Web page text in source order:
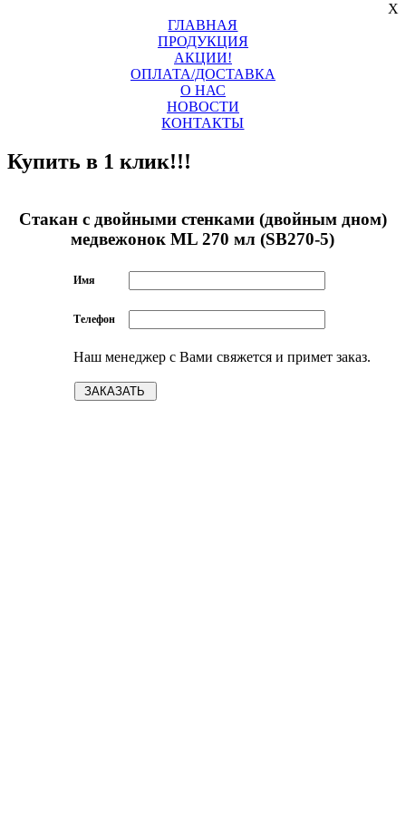
X
ГЛАВНАЯ
ПРОДУКЦИЯ
АКЦИИ!
ОПЛАТА/ДОСТАВКА
О НАС
НОВОСТИ
КОНТАКТЫ
Купить в 1 клик!!!
Стакан c двойными стенками (двойным дном)
медвежонок ML 270 мл (SB270-5)
Имя
Телефон
Наш менеджер с Вами свяжется и примет заказ.